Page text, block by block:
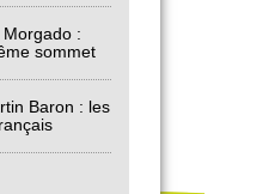
:
sommet
Baron : les